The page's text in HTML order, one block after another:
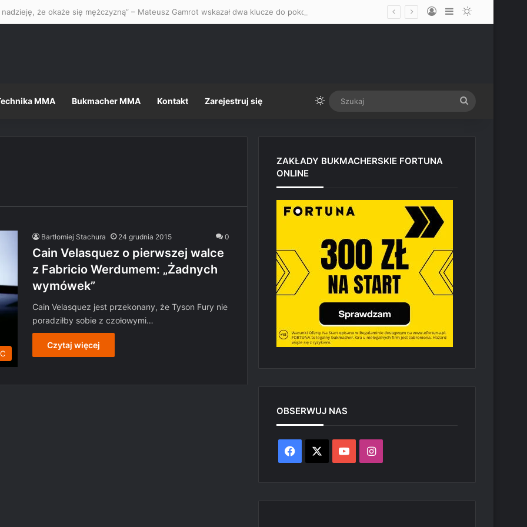
Log InSidebarSwitch skin
MMA Bukmacher MMA Kontakt Zarejestruj się Switch skin
Bartłomiej Stachura 24 grudnia 2015 0
Cain Velasquez o pierwszej walce
z Fabricio Werdumem: „Żadnych
wymówek”
Cain Velasquez jest przekonany, że Tyson Fury nie
poradziłby sobie z czołowymi…
Czytaj więcej
ZAKŁADY BUKMACHERSKIE FORTUNA
ONLINE
OBSERWUJ NAS
Facebook YouTubeInstagram